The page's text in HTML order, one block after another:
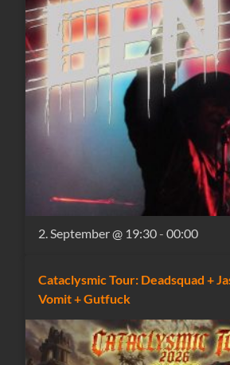
2. September @ 19:30-00:00
Cataclysmic Tour: Deadsquad +
Vomit + Gutfuck